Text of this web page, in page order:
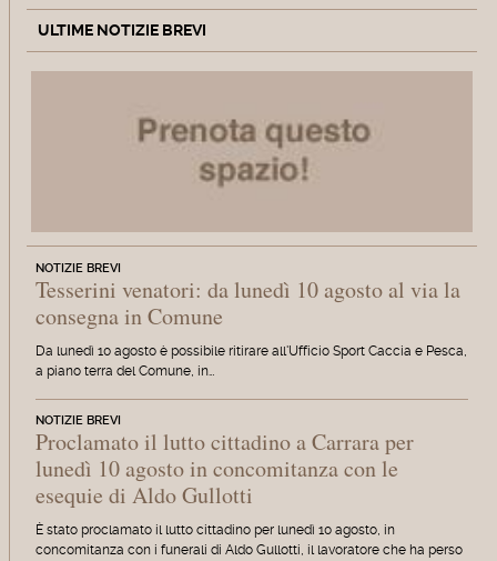
ULTIME NOTIZIE BREVI
NOTIZIE BREVI
Tesserini venatori: da lunedì 10 agosto al via la
consegna in Comune
Da lunedì 10 agosto è possibile ritirare all'Ufficio Sport Caccia e Pesca,
a piano terra del Comune, in…
NOTIZIE BREVI
Proclamato il lutto cittadino a Carrara per
lunedì 10 agosto in concomitanza con le
esequie di Aldo Gullotti
È stato proclamato il lutto cittadino per lunedì 10 agosto, in
concomitanza con i funerali di Aldo Gullotti, il lavoratore che ha perso